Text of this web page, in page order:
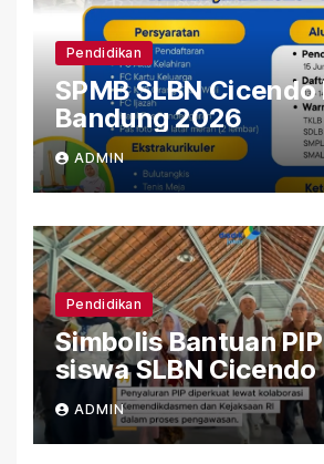
Pendidikan
SPMB SLBN
Bandung 2026
ADMIN
Pendidikan
Simbolis Bantuan
siswa SLBN
Bandung
ADMIN